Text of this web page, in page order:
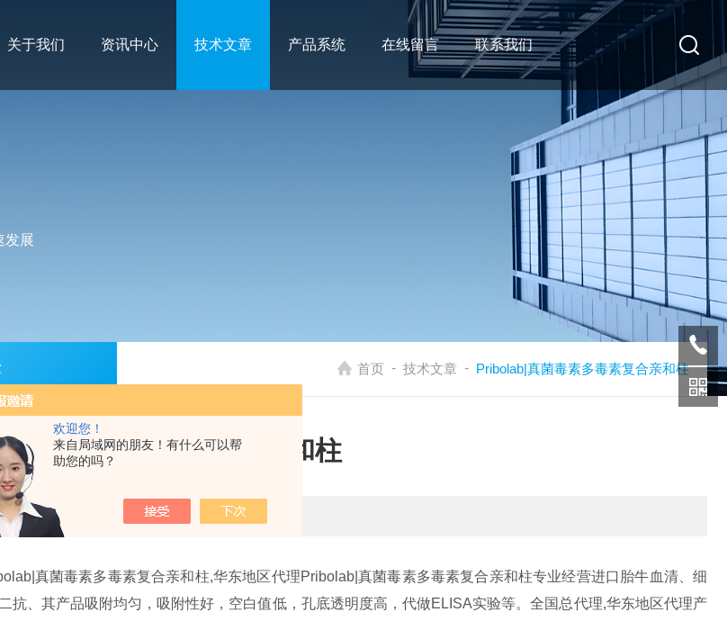
欢迎您！
来自局域网的朋友！有什么可以帮
助您的吗？
关于我们 资讯中心 技术文章 产品系统 在线留言 联系我们
发展
首页 - 技术文章 - Pribolab|真菌毒素多毒素复合亲和柱
真菌毒素多毒素复合亲和柱
更新时间：2016-09-05 点击次数：313
真菌毒素多毒素复合亲和柱,华东地区代理Pribolab|真菌毒素多毒素复合亲和柱专业经营进口胎牛血清、细
、其产品吸附均匀，吸附性好，空白值低，孔底透明度高，代做ELISA实验等。全国总代理,华东地区代理产